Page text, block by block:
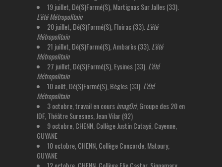
19 juillet, Dé(S)Formé(S), Martignas Sur Jalles (33).
L’été Métropolitain
20 juillet, Dé(S)Formé(S), Floirac (33). L’été
Métropolitain
21 juillet, Dé(S)Formé(S), Ambarès (33). L’été
Métropolitain
27 juillet, Dé(S)Formé(S), Eysines (33). L’été
Métropolitain
10 août, Dé(S)Formé(S), Bègles (33). L’été
Métropolitain
3 octobre, travail en coursimagOri, Groupe des 20 en
IDF, Théâtre Suresnes, Jean Vilar (92)
9 octobre, CHENN, Collège Justin Catayé, Cayenne,
GUYANE
10 octobre, CHENN, Collège Concorde, Matoury,
GUYANE